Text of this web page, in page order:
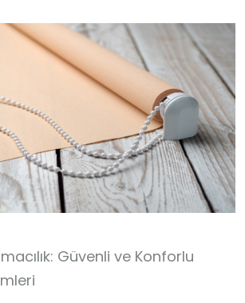
Güvenli ve Konforlu